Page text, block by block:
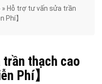
» Hỗ trợ tư vấn sửa trần
Phí】
thạch cao
Phí】